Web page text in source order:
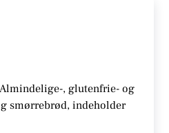
Almindelige-, glutenfrie- og
smørrebrød, indeholder